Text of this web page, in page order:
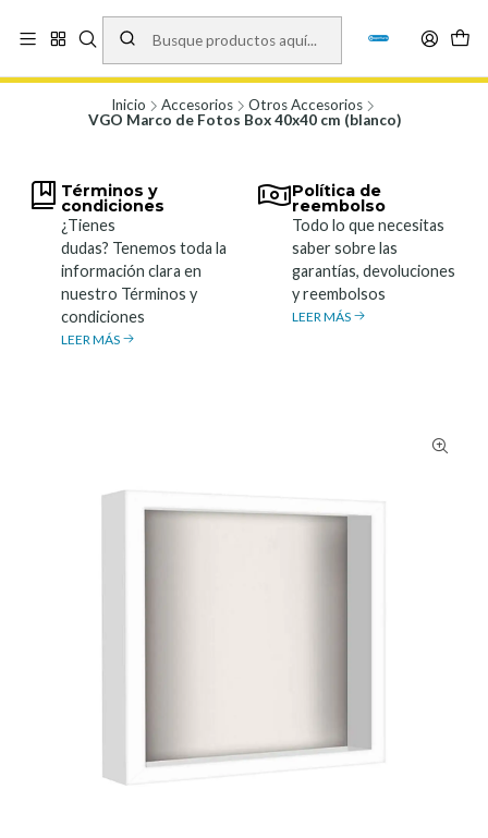
Vísita nuestro local en Los Agustinos 5478, Ñuñoa. Lunes a Viernes 9.30 a
19.00, Sábados 10:00 a 19:00 y Domingos de 10:00 a 17:00
Inicio Accesorios
Otros Accesorios
VGO Marco de Fotos Box 40x40 cm (blanco)
Términos y
condiciones
¿Tienes
dudas? Tenemos toda la
información clara en
nuestro Términos y
condiciones
LEER MÁS
Política de
reembolso
Todo lo que necesitas
saber sobre las
garantías, devoluciones
y reembolsos
LEER MÁS